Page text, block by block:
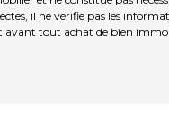
il ne vérifie pas les
avant tout achat de bien